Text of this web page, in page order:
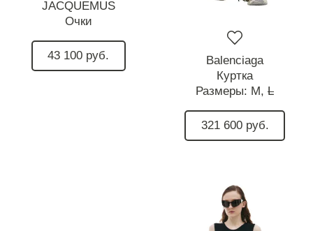
JACQUEMUS
Очки
43 100 руб.
Balenciaga
Куртка
Размеры: M, L
321 600 руб.